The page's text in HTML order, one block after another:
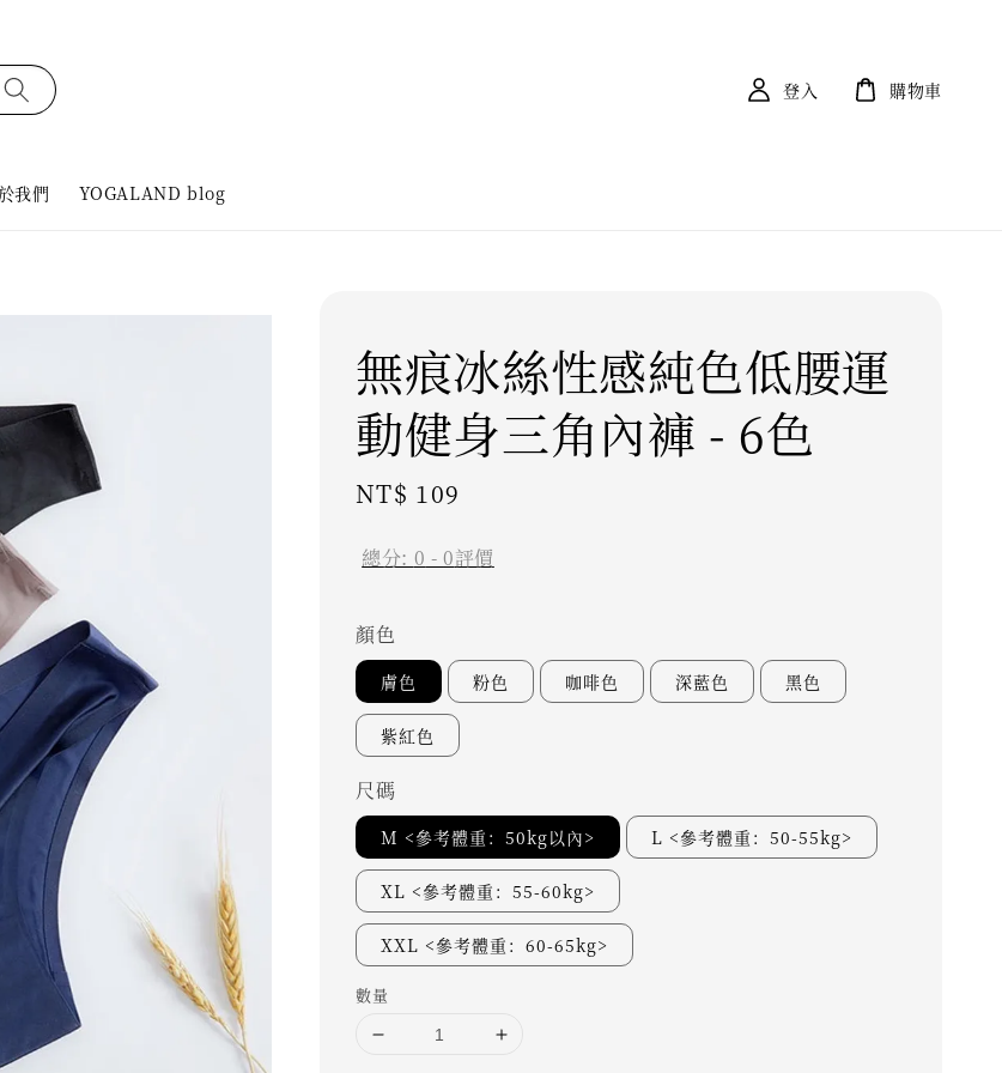
我們 YOGALAND blog
登入 購物車
無痕冰絲性感純色低腰運
動健身三角內褲 - 6色
Regular
NT$ 109
總分: 0 -0評價
顏色
膚色 粉色 咖啡色 深藍色 黑色
紫紅色
尺碼
M <參考體重：50kg以內> L <參考體重：50-55kg>
XL <參考體重：55-60kg>
XXL <參考體重：60-65kg>
數量